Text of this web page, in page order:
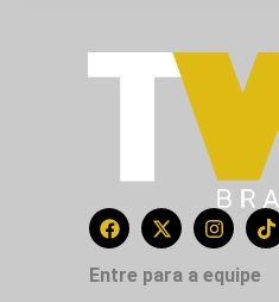
Entre para a equipe